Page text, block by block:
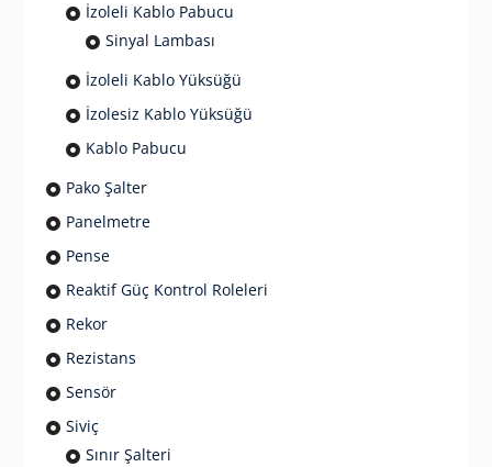
İzoleli Kablo Pabucu
Sinyal Lambası
İzoleli Kablo Yüksüğü
İzolesiz Kablo Yüksüğü
Kablo Pabucu
Pako Şalter
Panelmetre
Pense
Reaktif Güç Kontrol Roleleri
Rekor
Rezistans
Sensör
Siviç
Sınır Şalteri